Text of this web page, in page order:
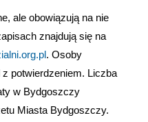
ale obowiązują na nie
znajdują się na
. Osoby
potwierdzeniem. Liczba
w Bydgoszczy
Miasta Bydgoszczy.